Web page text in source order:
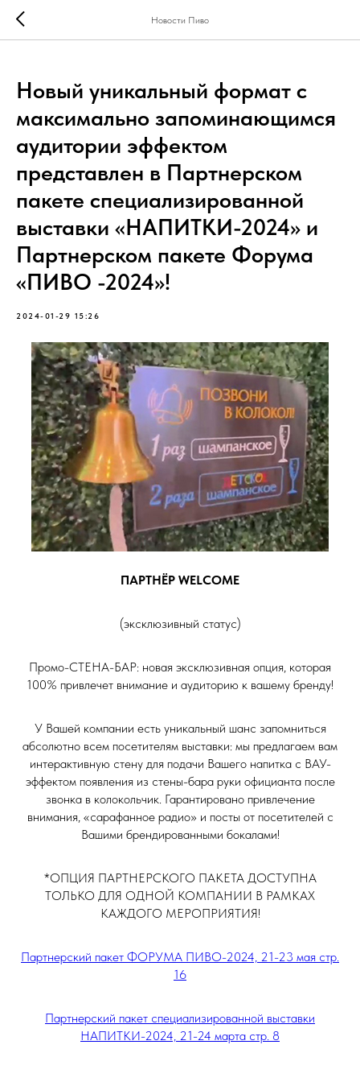
Новости Пиво
Новый уникальный формат с
максимально запоминающимся
аудитории эффектом
представлен в Партнерском
пакете специализированной
выставки «НАПИТКИ-2024» и
Партнерском пакете Форума
«ПИВО -2024»!
2024-01-29 15:26
ПАРТНЁР WELCOME
(эксклюзивный статус)
Промо-СТЕНА-БАР: новая эксклюзивная опция, которая
100% привлечет внимание и аудиторию к вашему бренду!
У Вашей компании есть уникальный шанс запомниться
абсолютно всем посетителям выставки: мы предлагаем вам
интерактивную стену для подачи Вашего напитка с ВАУ-
эффектом появления из стены-бара руки официанта после
звонка в колокольчик. Гарантировано привлечение
внимания, «сарафанное радио» и посты от посетителей с
Вашими брендированными бокалами!
*ОПЦИЯ ПАРТНЕРСКОГО ПАКЕТА ДОСТУПНА
ТОЛЬКО ДЛЯ ОДНОЙ КОМПАНИИ В РАМКАХ
КАЖДОГО МЕРОПРИЯТИЯ!
Партнерский пакет ФОРУМА ПИВО-2024, 21-23 мая стр.
16
Партнерский пакет специализированной выставки
НАПИТКИ-2024, 21-24 марта стр. 8